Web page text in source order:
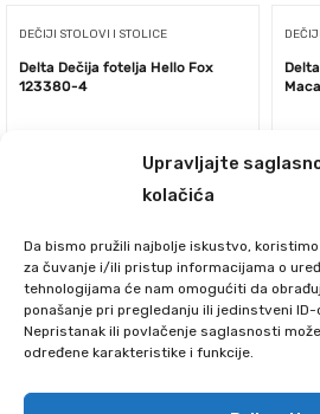
Upravljajte
kolačića
Da bismo pružili najbolje iskustvo,
za čuvanje i/ili pristup informacijama o
tehnologijama će nam omogućiti da
ponašanje pri pregledanju ili jedinstveni ID-
Nepristanak ili povlačenje saglasnosti
određene karakteristike i funkcije.
DEČIJI STOLOVI I STOLICE
Delta Dečija fotelja Hello Fox
123380-4